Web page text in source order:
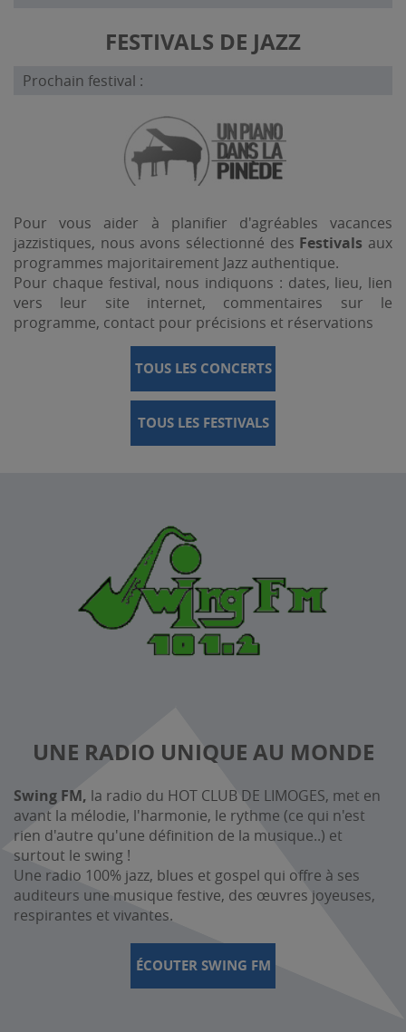
FESTIVALS DE JAZZ
Prochain festival :
Pour vous aider à planifier d'agréables vacances
jazzistiques, nous avons sélectionné des Festivals aux
programmes majoritairement Jazz authentique.
Pour chaque festival, nous indiquons : dates, lieu, lien
vers leur site internet, commentaires sur le
programme, contact pour précisions et réservations
TOUS LES CONCERTS
TOUS LES FESTIVALS
UNE RADIO UNIQUE AU MONDE
Swing FM, la radio du HOT CLUB DE LIMOGES, met en
avant la mélodie, l'harmonie, le rythme (ce qui n'est
rien d'autre qu'une définition de la musique..) et
surtout le swing !
Une radio 100% jazz, blues et gospel qui offre à ses
auditeurs une musique festive, des œuvres joyeuses,
respirantes et vivantes.
ÉCOUTER SWING FM